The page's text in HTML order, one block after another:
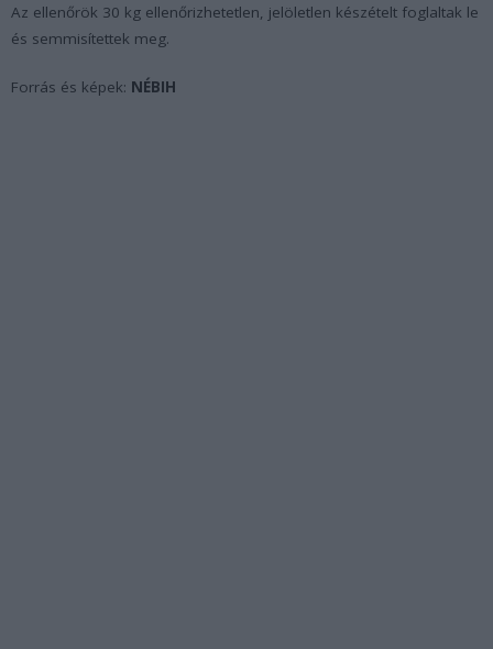
Az ellenőrök 30 kg ellenőrizhetetlen, jelöletlen készételt foglaltak le
és semmisítettek meg.
Forrás és képek: NÉBIH